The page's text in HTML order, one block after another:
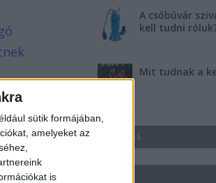
sütik formájában,
amelyeket az
is
A csőbúvár
kell tudni
Mit tudnak a
HIRDETÉS